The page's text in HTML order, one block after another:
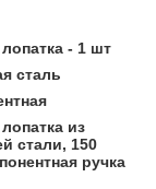
- 1 шт
сталь
из
стали, 150
ручка